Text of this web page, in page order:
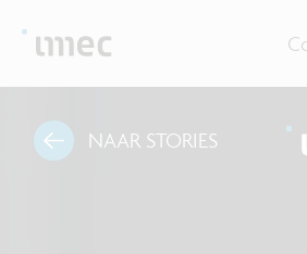
NAAR STORIES